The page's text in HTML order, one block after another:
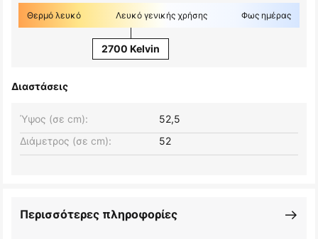
Θερμό λευκό Λευκό γενικής χρήσης Φως ημέρας
2700 Kelvin
Διαστάσεις
Ύψος (σε cm):
52,5
Διάμετρος (σε cm):
52
Περισσότερες πληροφορίες